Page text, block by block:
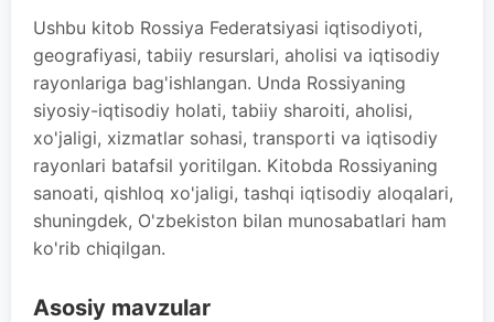
Ushbu kitob Rossiya Federatsiyasi iqtisodiyoti,
geografiyasi, tabiiy resurslari, aholisi va iqtisodiy
rayonlariga bag'ishlangan. Unda Rossiyaning
siyosiy-iqtisodiy holati, tabiiy sharoiti, aholisi,
xo'jaligi, xizmatlar sohasi, transporti va iqtisodiy
rayonlari batafsil yoritilgan. Kitobda Rossiyaning
sanoati, qishloq xo'jaligi, tashqi iqtisodiy aloqalari,
shuningdek, O'zbekiston bilan munosabatlari ham
ko'rib chiqilgan.
Asosiy mavzular